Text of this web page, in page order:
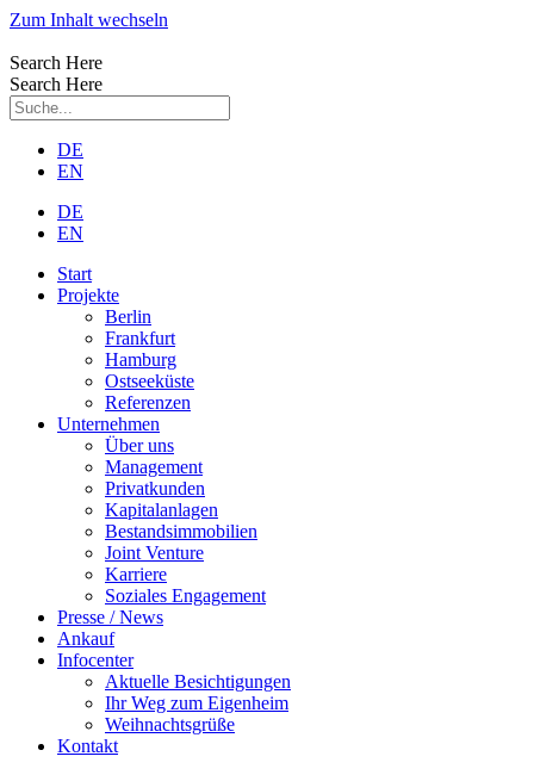
Zum Inhalt wechseln
Search Here
Search Here
DE
EN
DE
EN
Start
Projekte
Berlin
Frankfurt
Hamburg
Ostseeküste
Referenzen
Unternehmen
Über uns
Management
Privatkunden
Kapitalanlagen
Bestandsimmobilien
Joint Venture
Karriere
Soziales Engagement
Presse / News
Ankauf
Infocenter
Aktuelle Besichtigungen
Ihr Weg zum Eigenheim
Weihnachtsgrüße
Kontakt